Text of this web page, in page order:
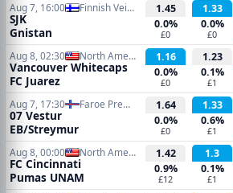
Aug 7, 16:00 Finnish Veikkausliiga
SJK
Gnistan
1.45
0.0%
£0
1.33
0.0%
£0
Aug 8, 02:30 North American Leagues Cup
Vancouver Whitecaps
FC Juarez
1.16
0.0%
£0
1.23
0.1%
£1
Aug 7, 17:30 Faroe Premier League
07 Vestur
EB/Streymur
1.64
0.0%
£0
1.33
0.6%
£1
Aug 8, 00:00 North American Leagues Cup
FC Cincinnati
Pumas UNAM
1.42
0.9%
£12
1.3
0.1%
£1